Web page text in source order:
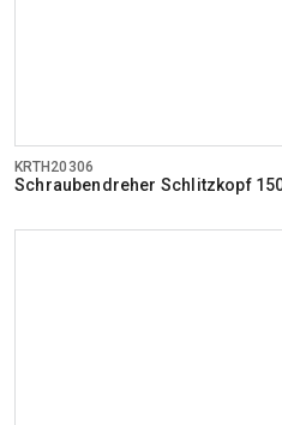
KRTH20306
Schraubendreher Schlitzkopf